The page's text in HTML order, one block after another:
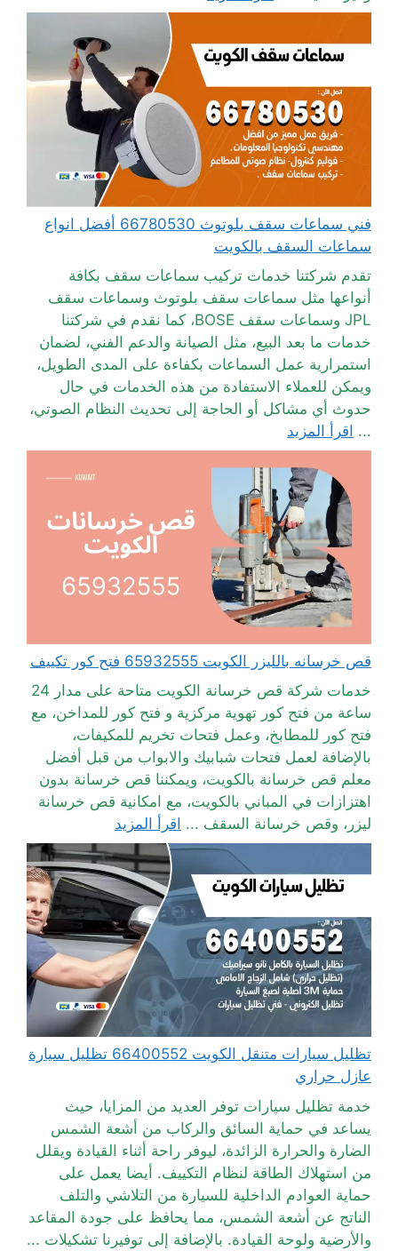
فني سماعات سقف بلوتوث 66780530 أفضل انواع
سماعات السقف بالكويت
تقدم شركتنا خدمات تركيب سماعات سقف بكافة
أنواعها مثل سماعات سقف بلوتوث وسماعات سقف
JPL وسماعات سقف BOSE، كما نقدم في شركتنا
خدمات ما بعد البيع، مثل الصيانة والدعم الفني، لضمان
استمرارية عمل السماعات بكفاءة على المدى الطويل،
ويمكن للعملاء الاستفادة من هذه الخدمات في حال
حدوث أي مشاكل أو الحاجة إلى تحديث النظام الصوتي،
... اقرأ المزيد
قص خرسانه بالليزر الكويت 65932555 فتح كور تكييف
خدمات شركة قص خرسانة الكويت متاحة على مدار 24
ساعة من فتح كور تهوية مركزية و فتح كور للمداخن، مع
فتح كور للمطابخ، وعمل فتحات تخريم للمكيفات،
بالإضافة لعمل فتحات شبابيك والابواب من قبل أفضل
معلم قص خرسانة بالكويت، ويمكننا قص خرسانة بدون
اهتزازات في المباني بالكويت، مع امكانية قص خرسانة
ليزر، وقص خرسانة السقف ... اقرأ المزيد
تظليل سيارات متنقل الكويت 66400552 تظليل سيارة
عازل حراري
خدمة تظليل سيارات توفر العديد من المزايا، حيث
يساعد في حماية السائق والركاب من أشعة الشمس
الضارة والحرارة الزائدة، ليوفر راحة أثناء القيادة ويقلل
من استهلاك الطاقة لنظام التكييف. أيضا يعمل على
حماية العوادم الداخلية للسيارة من التلاشي والتلف
الناتج عن أشعة الشمس، مما يحافظ على جودة المقاعد
والأرضية ولوحة القيادة. بالإضافة إلى توفيرنا تشكيلات ...